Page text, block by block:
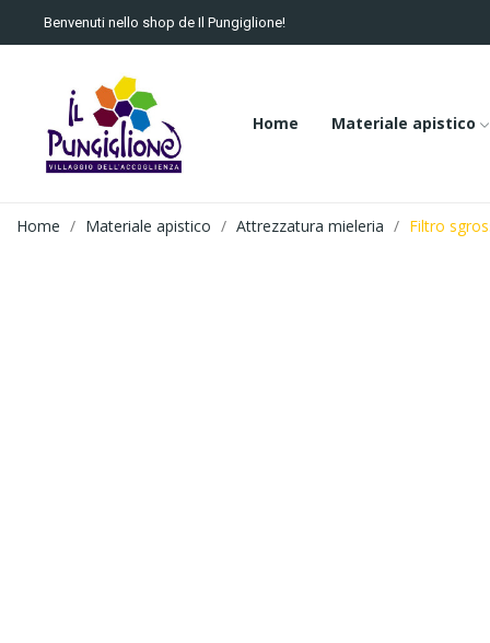
Benvenuti nello shop de Il Pungiglione!
Home Materiale apistico
Home Materiale apistico Attrezzatura mieleria Filtro